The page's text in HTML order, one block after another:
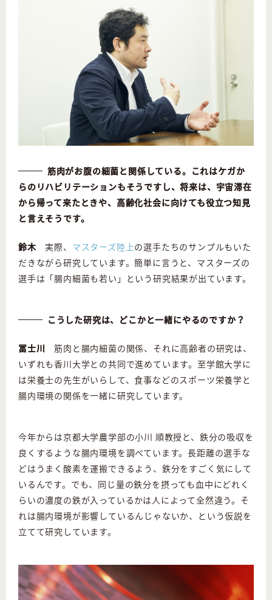
筋肉がお腹の細菌と関係している。これはケガか
らのリハビリテーションもそうですし、将来は、宇宙滞在
から帰って来たときや、高齢化社会に向けても役立つ知見
と言えそうです。
鈴木 実際、 マスターズ陸上の選手たちのサンプルもいた
だきながら研究しています。簡単に言うと、マスターズの
選手は「腸内細菌も若い」という研究結果が出ています。
こうした研究は、どこかと一緒にやるのですか？
冨士川 筋肉と腸内細菌の関係、それに高齢者の研究は、
いずれも香川大学との共同で進めています。至学館大学に
は栄養士の先生がいらして、食事などのスポーツ栄養学と
腸内環境の関係を一緒に研究しています。
今年からは京都大学農学部の小川 順教授と、鉄分の吸収を
良くするような腸内環境を調べています。長距離の選手な
どはうまく酸素を運搬できるよう、鉄分をすごく気にして
いるんです。でも、同じ量の鉄分を摂っても血中にどれく
らいの濃度の鉄が入っているかは人によって全然違う。そ
れは腸内環境が影響しているんじゃないか、という仮説を
立てて研究しています。